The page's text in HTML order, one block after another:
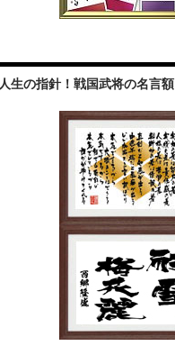
人生の指針！戦国武将の名言額